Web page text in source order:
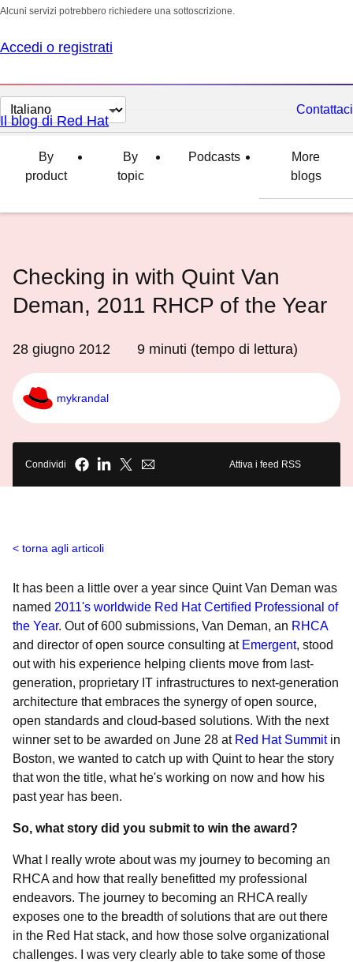
Alcuni servizi potrebbero richiedere una sottoscrizione.
Accedi o registrati
Cambia
lingua
Contattaci
Il blog di Red Hat
By
product
By
topic
Podcasts
More
blogs
Checking in with Quint Van
Deman, 2011 RHCP of the Year
28 giugno 2012 9 minuti (tempo di lettura)
mykrandal
Condividi Attiva i feed RSS
torna agli articoli
It has been a little over a year since Quint Van Deman was
named 2011's worldwide Red Hat Certified Professional of
the Year. Out of 600 submissions, Van Deman, an RHCA
and director of open source consulting at Emergent, stood
out with his experience helping clients move from last-
generation, proprietary IT infrastructures to next-generation
architecture that embraces the synergy of open source,
open standards and cloud-based solutions. With the next
winner set to be awarded on June 28 at Red Hat Summitin
Boston, we wanted to catch up with Quint to hear the story
that won the title, what he's working on now and how his
past year has been.
So, what story did you submit to win the award?
What I really wrote about was my journey to becoming an
RHCA and how that really benefitted my professional
endeavors. The journey to becoming an RHCA really
exposes one to the breadth of solutions that are out there
in the Red Hat stack, and how those solve organizational
challenges. I was very clearly able to take some of those